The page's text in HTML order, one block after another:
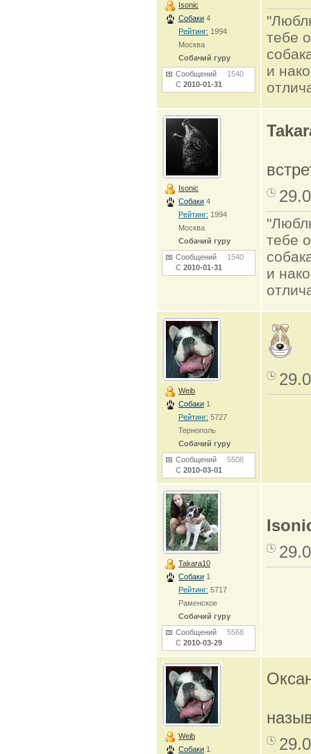
Isonic
Собаки 4
Рейтинг: 1994
Москва
Собачий гуру
Сообщений 1540
С 2010-01-31
тебе
и
Isonic
Собаки 4
Рейтинг: 1994
Москва
Собачий гуру
Сообщений 1540
С 2010-01-31
тебе
и
Weib
Собаки 1
Рейтинг: 5727
Тернополь
Собачий гуру
Сообщений 5508
С 2010-03-01
Takara10
Собаки 1
Рейтинг: 5717
Раменское
Собачий гуру
Сообщений 5568
С 2010-03-29
Weib
Собаки 1